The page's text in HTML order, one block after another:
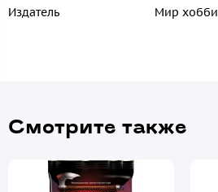
Издатель
Мир хобби
Смотрите также